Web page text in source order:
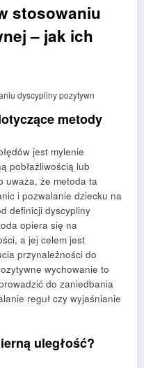
stosowaniu
– jak ich
metody
jest mylenie
pobłażliwością lub
uważa, że metoda ta
i pozwalanie dziecku na
definicji dyscypliny
opiera się na
a jej celem jest
przynależności do
wychowanie to
do zaniedbania
reguł czy wyjaśnianie
uległość?